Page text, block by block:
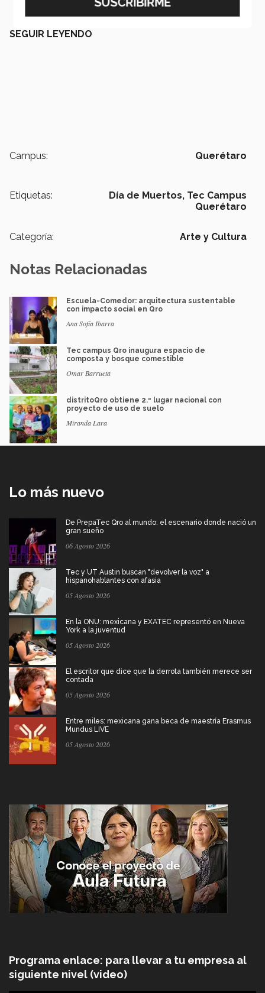
SEGUIR LEYENDO
Campus: Querétaro
Etiquetas: Día de Muertos, Tec Campus
Querétaro
Categoría: Arte y Cultura
Notas Relacionadas
Escuela-Comedor: arquitectura sustentable
con impacto social en Qro
Ana Sofía Ibarra
Tec campus Qro inaugura espacio de
composta y bosque comestible
Omar Barrueta
distritoQro obtiene 2.º lugar nacional con
proyecto de uso de suelo
Miranda Lara
Lo más nuevo
De PrepaTec Qro al mundo: el escenario donde nació un
gran sueño
06 Agosto 2026
Tec y UT Austin buscan "devolver la voz" a
hispanohablantes con afasia
05 Agosto 2026
En la ONU: mexicana y EXATEC representó en Nueva
York a la juventud
05 Agosto 2026
El escritor que dice que la derrota también merece ser
contada
05 Agosto 2026
Entre miles: mexicana gana beca de maestría Erasmus
Mundus LIVE
05 Agosto 2026
Programa enlace: para llevar a tu empresa al
siguiente nivel (video)